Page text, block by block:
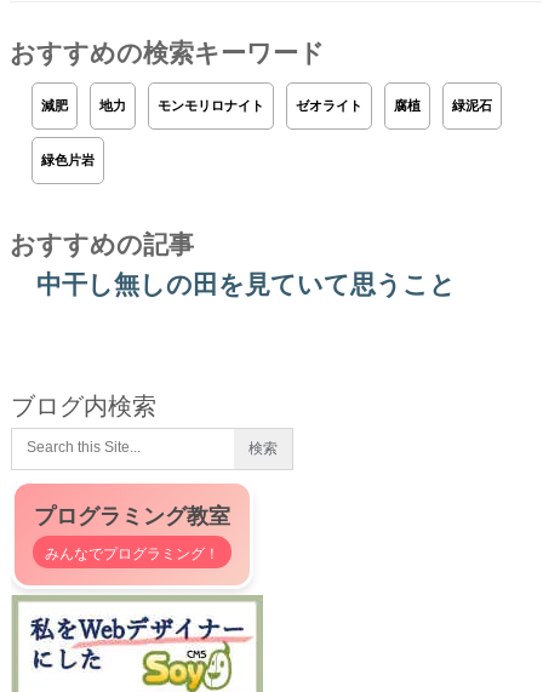
おすすめの検索キーワード
減肥 地力 モンモリロナイト ゼオライト 腐植 緑泥石
緑色片岩
おすすめの記事
中干し無しの田を見ていて思うこと
ブログ内検索
プログラミング教室
みんなでプログラミング！